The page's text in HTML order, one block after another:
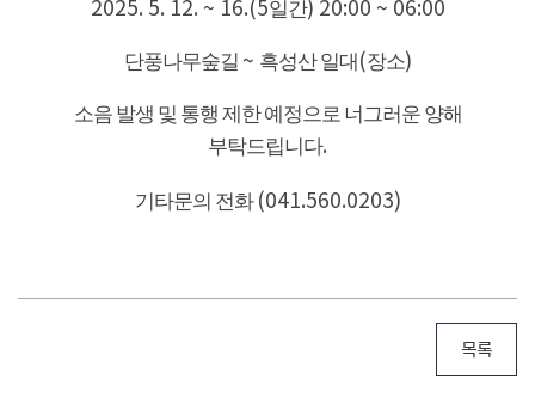
2025. 5. 12. ~ 16.(5일간) 20:00 ~ 06:00
단풍나무숲길 ~ 흑성산 일대 (장소)
소음 발생 및 통행 제한 예정으로 너그러운 양해
부탁드립니다.
기타문의 전화 (041.560.0203)
목록